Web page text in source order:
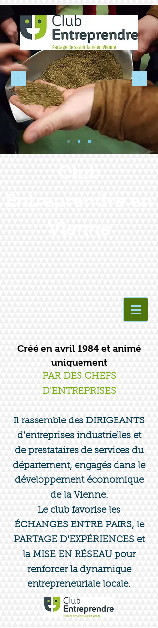
Créé en avril 1984 et animé
uniquement
PAR DES CHEFS
D'ENTREPRISES
Il rassemble des DIRIGEANTS
d’entreprises industrielles et
de prestataires de services du
département, engagés dans le
développement économique
de la Vienne.
Le club favorise les
ÉCHANGES ENTRE PAIRS, le
PARTAGE D'EXPÉRIENCES et
la MISE EN RÉSEAU pour
renforcer la dynamique
entrepreneuriale locale.